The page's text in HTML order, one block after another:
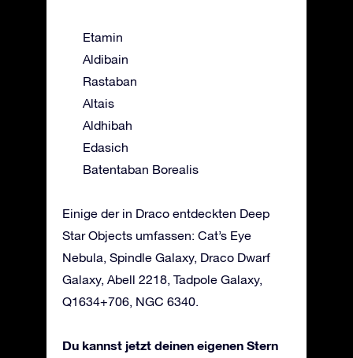
Etamin
Aldibain
Rastaban
Altais
Aldhibah
Edasich
Batentaban Borealis
Einige der in Draco entdeckten Deep
Star Objects umfassen: Cat’s Eye
Nebula, Spindle Galaxy, Draco Dwarf
Galaxy, Abell 2218, Tadpole Galaxy,
Q1634+706, NGC 6340.
Du kannst jetzt deinen eigenen Stern